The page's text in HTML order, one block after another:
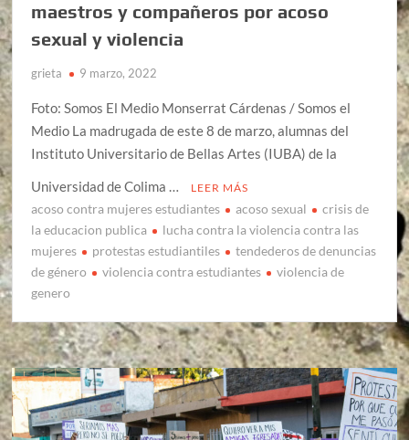
maestros y compañeros por acoso
sexual y violencia
grieta 9 marzo, 2022
Foto: Somos El Medio Monserrat Cárdenas / Somos el
Medio La madrugada de este 8 de marzo, alumnas del
Instituto Universitario de Bellas Artes (IUBA) de la
Universidad de Colima …
LEER MÁS
acoso contra mujeres estudiantes acoso sexual
crisis de
la educacion publica
lucha contra la violencia contra las
mujeres
protestas estudiantiles
tendederos de denuncias
de género
violencia contra estudiantes
violencia de
genero